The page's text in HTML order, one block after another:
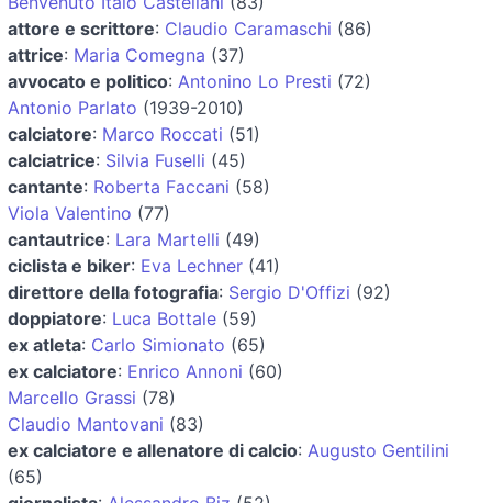
attore e scrittore: Claudio Caramaschi (86)
attrice: Maria Comegna (37)
avvocato e politico: Antonino Lo Presti (72)
Antonio Parlato (1939-2010)
calciatore: Marco Roccati (51)
calciatrice: Silvia Fuselli (45)
cantante: Roberta Faccani (58)
Viola Valentino (77)
cantautrice: Lara Martelli (49)
ciclista e biker: Eva Lechner (41)
direttore della fotografia: Sergio D'Offizi (92)
doppiatore: Luca Bottale (59)
ex atleta: Carlo Simionato (65)
ex calciatore: Enrico Annoni (60)
Marcello Grassi (78)
Claudio Mantovani (83)
ex calciatore e allenatore di calcio: Augusto Gentilini
(65)